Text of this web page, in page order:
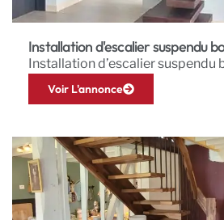
Installation d'escalier suspendu
Installation d’escalier suspendu
Voir L'annonce